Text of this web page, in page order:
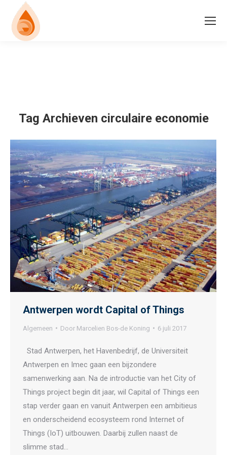
Tag Archieven circulaire economie
Antwerpen wordt Capital of Things
Algemeen Door Marcelien Bos-de Koning 6 juli 2017
Stad Antwerpen, het Havenbedrijf, de Universiteit
Antwerpen en Imec gaan een bijzondere
samenwerking aan. Na de introductie van het City of
Things project begin dit jaar, wil Capital of Things een
stap verder gaan en vanuit Antwerpen een ambitieus
en onderscheidend ecosysteem rond Internet of
Things (IoT) uitbouwen. Daarbij zullen naast de
slimme stad…